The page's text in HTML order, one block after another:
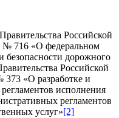
Российской
№ 716 «О федеральном
безопасности дорожного
Российской
373 «О разработке и
исполнения
регламентов
услуг»[2]